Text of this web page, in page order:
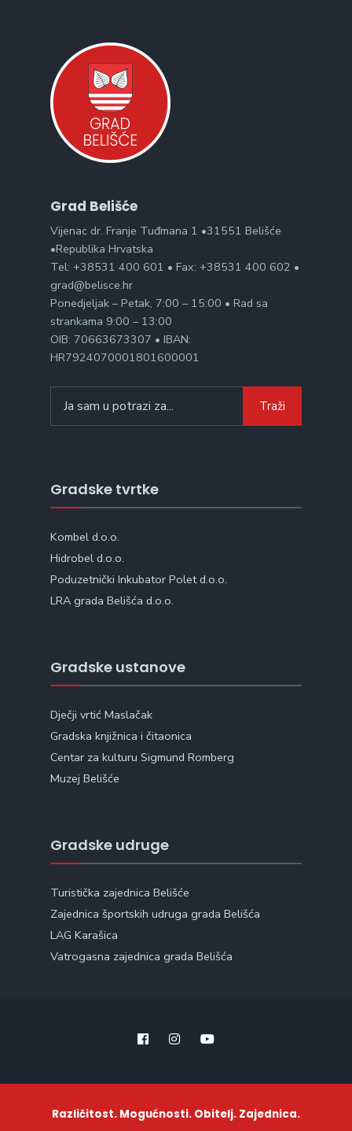
Grad Belišće
Vijenac dr. Franje Tuđmana 1 •31551 Belišće
•Republika Hrvatska
Tel: +38531 400 601 • Fax: +38531 400 602 •
grad@belisce.hr
Ponedjeljak – Petak, 7:00 – 15:00 • Rad sa
strankama 9:00 – 13:00
OIB: 70663673307 • IBAN:
HR7924070001801600001
for:
Traži
Gradske tvrtke
Kombel d.o.o.
Hidrobel d.o.o.
Poduzetnički Inkubator Polet d.o.o.
LRA grada Belišća d.o.o.
Gradske ustanove
Dječji vrtić Maslačak
Gradska knjižnica i čitaonica
Centar za kulturu Sigmund Romberg
Muzej Belišće
Gradske udruge
Turistička zajednica Belišće
Zajednica športskih udruga grada Belišća
LAG Karašica
Vatrogasna zajednica grada Belišća
Različitost. Mogućnosti. Obitelj. Zajednica.